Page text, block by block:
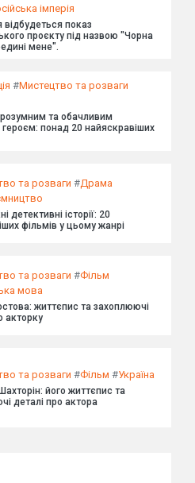
імперія
відбудеться показ
проєкту під назвою "Чорна
мене".
#Мистецтво та розваги
та обачливим
понад 20 найяскравіших
та розваги #Драма
детективні історії: 20
фільмів у цьому жанрі
та розваги #Фільм
мова
життєпис та захоплюючі
акторку
та розваги #Фільм #Україна
його життєпис та
деталі про актора